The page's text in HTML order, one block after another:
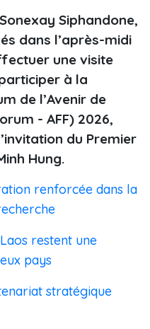
Siphandone,
dans l’après-midi
une visite
à la
de l’Avenir de
- AFF) 2026,
du Premier
Hung.
renforcée dans la
restent une
pays
stratégique